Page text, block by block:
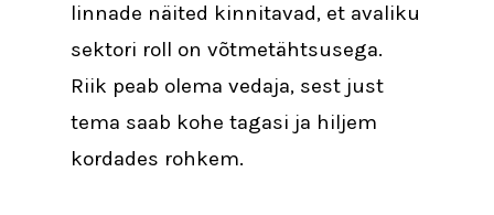
linnade näited kinnitavad, et avaliku
sektori roll on võtmetähtsusega.
Riik peab olema vedaja, sest just
tema saab kohe tagasi ja hiljem
kordades rohkem.